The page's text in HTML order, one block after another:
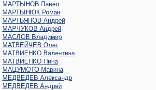
МАРТЫНОВ Павел
МАРТЫНЮК Роман
МАРТЬЯНОВ Андрей
МАРЧУКОВ Андрей
МАСЛОВ Владимир
МАТВЕЙЧЕВ Олег
МАТВИЕНКО Валентина
МАТВИЕНКО Нина
МАЦУМОТО Марина
МЕДВЕДЕВ Александр
МЕДВЕДЕВ Андрей